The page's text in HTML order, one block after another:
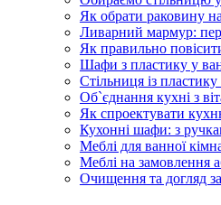
Як обрати раковину
Ливарний мармур:
Як правильно
Шафи з пластику у
Стільниця із
Об`єднання кухні з
Як спроектувати
Кухонні шафи: з
Меблі для ванної
Меблі на замовлення
Очищення та догляд